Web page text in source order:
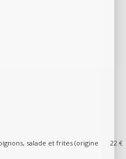
salade et frites (origine
22 €